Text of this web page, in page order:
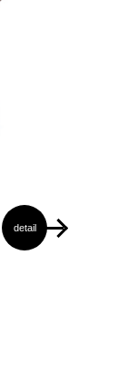
detail